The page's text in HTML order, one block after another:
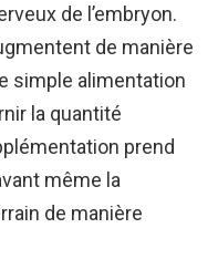
de l’embryon.
de manière
simple alimentation
la quantité
prend
même la
de manière